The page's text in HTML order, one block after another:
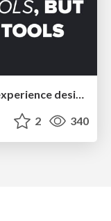
Ethics towards AI in product and experience design
2 340